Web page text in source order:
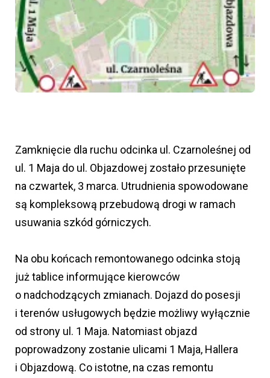
Zamknięcie dla ruchu odcinka ul. Czarnoleśnej od
ul. 1 Maja do ul. Objazdowej zostało przesunięte
na czwartek, 3 marca. Utrudnienia spowodowane
są kompleksową przebudową drogi w ramach
usuwania szkód górniczych.
Na obu końcach remontowanego odcinka stoją
już tablice informujące kierowców
o nadchodzących zmianach. Dojazd do posesji
i terenów usługowych będzie możliwy wyłącznie
od strony ul. 1 Maja. Natomiast objazd
poprowadzony zostanie ulicami 1 Maja, Hallera
i Objazdową. Co istotne, na czas remontu